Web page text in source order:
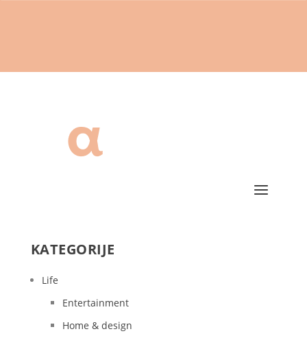
KATEGORIJE
Life
Entertainment
Home & design